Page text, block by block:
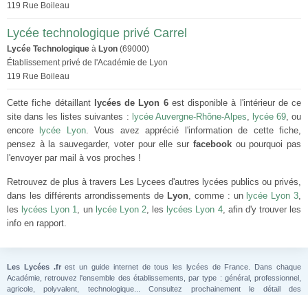
119 Rue Boileau
Lycée technologique privé Carrel
Lycée Technologique à Lyon (69000)
Établissement privé de l'Académie de Lyon
119 Rue Boileau
Cette fiche détaillant lycées de Lyon 6est disponible à l'intérieur de ce
site dans les listes suivantes : lycée Auvergne-Rhône-Alpes, lycée 69, ou
encore
lycée Lyon. Vous avez apprécié l'information de cette fiche,
pensez à la sauvegarder, voter pour elle sur facebookou pourquoi pas
l'envoyer par mail à vos proches !
Retrouvez de plus à travers Les Lycees d'autres lycées publics ou privés,
dans les différents arrondissements de Lyon, comme : un lycée Lyon 3,
les lycées Lyon 1, un lycée Lyon 2, les lycées Lyon 4, afin d'y trouver les
info en rapport.
Les Lycées .frest un guide internet de tous les lycées de France. Dans chaque
Académie, retrouvez l'ensemble des établissements, par type : général, professionnel,
agricole, polyvalent, technologique... Consultez prochainement le détail des